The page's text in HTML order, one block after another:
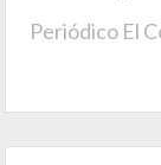
Periódico El